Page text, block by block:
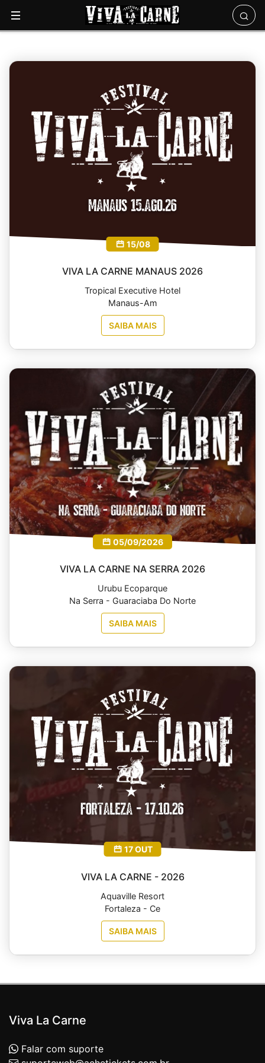
15/08
VIVA LA CARNE MANAUS 2026
Tropical Executive Hotel
Manaus-Am
SAIBA MAIS
05/09/2026
VIVA LA CARNE NA SERRA 2026
Urubu Ecoparque
Na Serra - Guaraciaba Do Norte
SAIBA MAIS
17 OUT
VIVA LA CARNE - 2026
Aquaville Resort
Fortaleza - Ce
SAIBA MAIS
Viva La Carne
Falar com suporte